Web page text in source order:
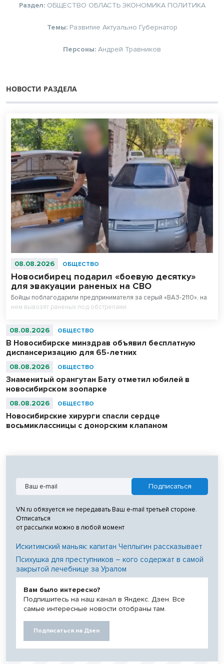
Раздел: ОБЩЕСТВО ОБЛАСТЬ ЭКОНОМИКА ПОЛИТИКА
Темы: Развитие Актуально Губернатор
Персоны: Андрей Травников
НОВОСТИ РАЗДЕЛА
08.08.2026 ОБЩЕСТВО
Новосибирец подарил «боевую десятку»
для эвакуации раненых на СВО
Бойцы поблагодарили предпринимателя за серый «ВАЗ-2110», на
нем вывозят раненых под обстрелами.
08.08.2026 ОБЩЕСТВО
В Новосибирске минздрав объявил бесплатную
диспансеризацию для 65-летних
08.08.2026 ОБЩЕСТВО
Знаменитый орангутан Бату отметил юбилей в
новосибирском зоопарке
08.08.2026 ОБЩЕСТВО
Новосибирские хирурги спасли сердце
восьмиклассницы с донорским клапаном
VN.ru обязуется не передавать Ваш e-mail третьей стороне.
Отписаться
от рассылки можно в любой момент
Искитимский маньяк: капитан Чеплыгин рассказывает
Психушка для преступников – кого содержат в самой
закрытой лечебнице за Уралом
Вам было интересно?
Подпишитесь на наш канал в Яндекс. Дзен. Все
самые интересные новости отобраны там.
Подписаться на Дзен